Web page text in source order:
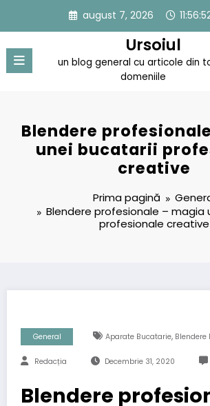
conținut
august 7, 2026
Ursoiul
un blog general cu articole din
domeniile
Blendere
unei bucatarii
creative
Prima pagină
Blendere profesionale – magia
profesionale creative
General Aparate Bucatarie, Blendere
Redacția Decembrie 31, 2020
Blendere